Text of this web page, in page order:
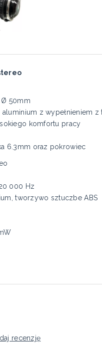
Ø 50mm
aluminium z wypełnieniem
komfortu pracy
6.3mm oraz pokrowiec
000 Hz
tworzywo sztuczbe ABS
recenzję